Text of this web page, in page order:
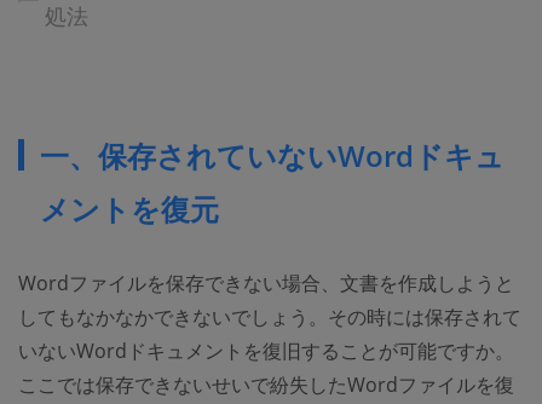
処法
一、保存されていないWordドキュ
メントを復元
Wordファイルを保存できない場合、文書を作成しようと
してもなかなかできないでしょう。その時には保存されて
いないWordドキュメントを復旧することが可能ですか。
ここでは保存できないせいで紛失したWordファイルを復